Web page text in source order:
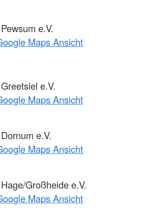
e.V.
Maps Ansicht
e.V.
Maps Ansicht
e.V.
Maps Ansicht
Großheide e.V.
Maps Ansicht